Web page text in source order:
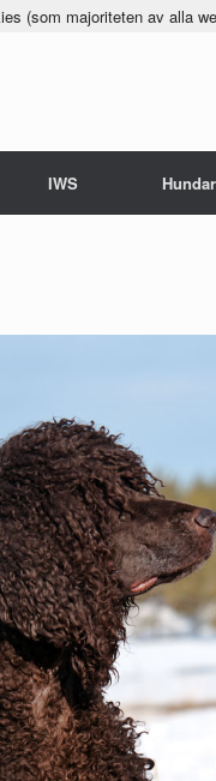
IWS Hundar
(som majoriteten av alla